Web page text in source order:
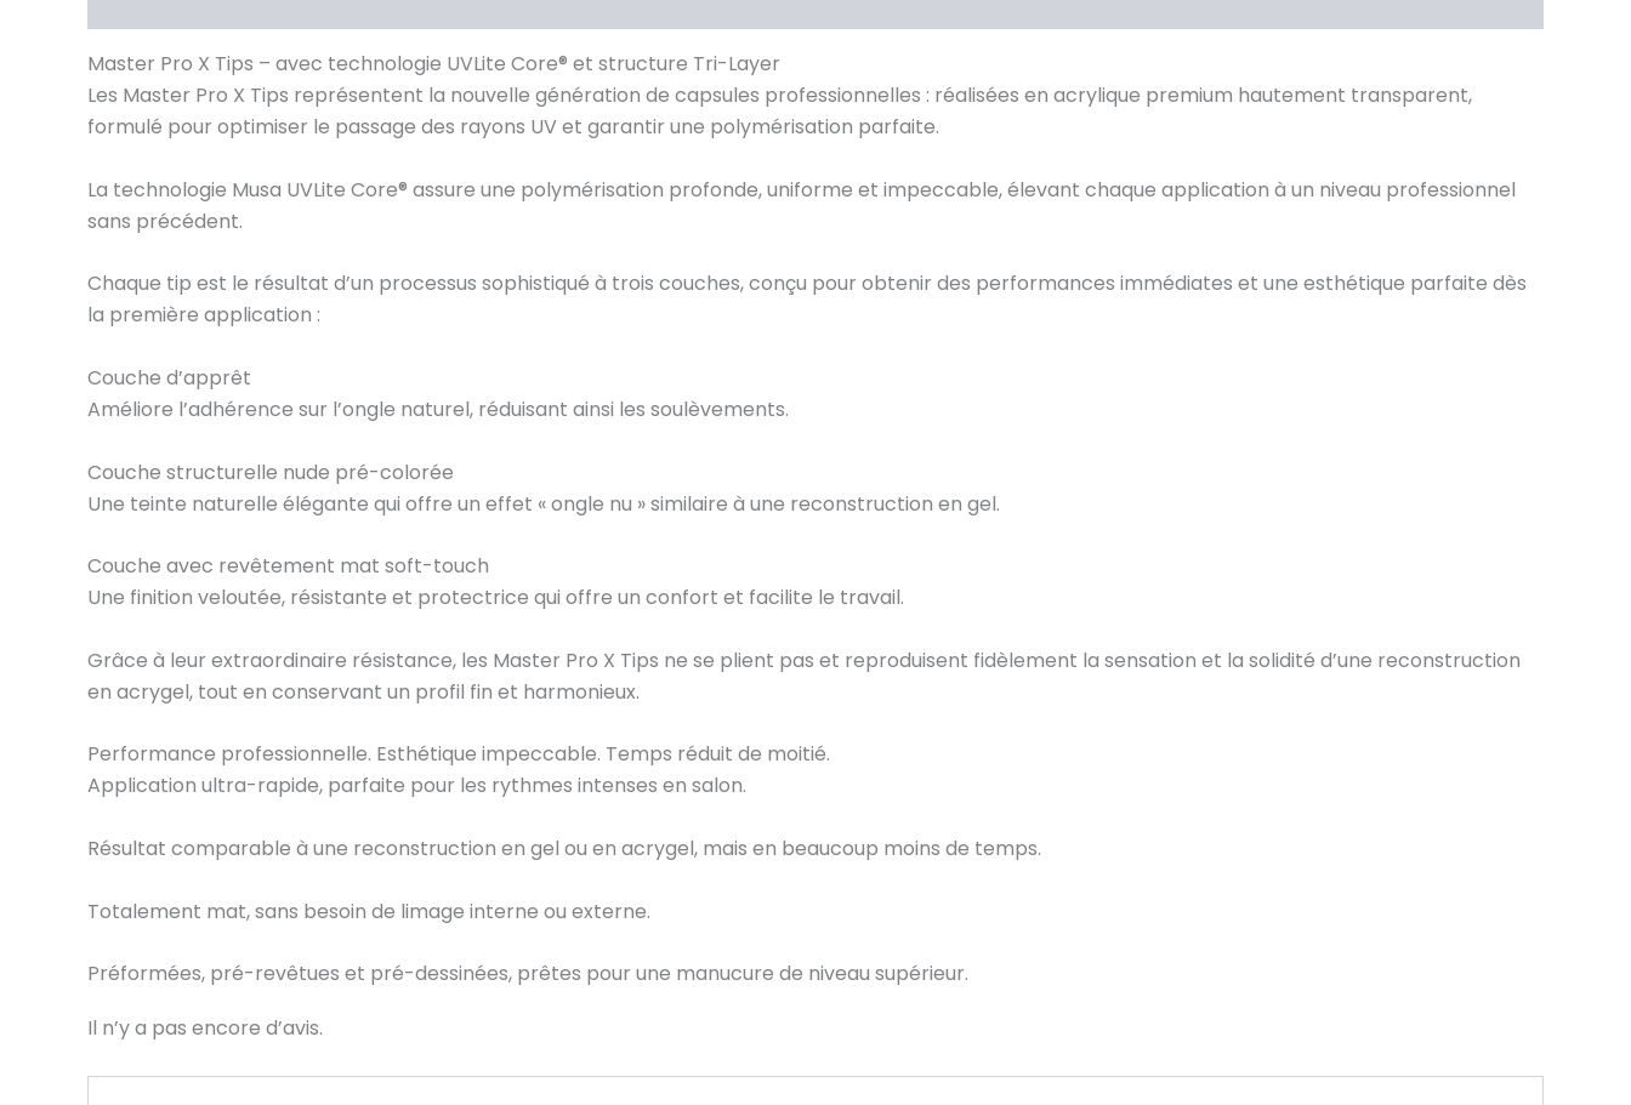
Master Pro X Tips – avec technologie UVLite Core® et structure Tri-Layer
Les Master Pro X Tips représentent la nouvelle génération de capsules professionnelles : réalisées en acrylique premium hautement transparent,
formulé pour optimiser le passage des rayons UV et garantir une polymérisation parfaite.
La technologie Musa UVLite Core® assure une polymérisation profonde, uniforme et impeccable, élevant chaque application à un niveau professionnel
sans précédent.
Chaque tip est le résultat d’un processus sophistiqué à trois couches, conçu pour obtenir des performances immédiates et une esthétique parfaite dès
la première application :
Couche d’apprêt
Améliore l’adhérence sur l’ongle naturel, réduisant ainsi les soulèvements.
Couche structurelle nude pré-colorée
Une teinte naturelle élégante qui offre un effet « ongle nu » similaire à une reconstruction en gel.
Couche avec revêtement mat soft-touch
Une finition veloutée, résistante et protectrice qui offre un confort et facilite le travail.
Grâce à leur extraordinaire résistance, les Master Pro X Tips ne se plient pas et reproduisent fidèlement la sensation et la solidité d’une reconstruction
en acrygel, tout en conservant un profil fin et harmonieux.
Performance professionnelle. Esthétique impeccable. Temps réduit de moitié.
Application ultra-rapide, parfaite pour les rythmes intenses en salon.
Résultat comparable à une reconstruction en gel ou en acrygel, mais en beaucoup moins de temps.
Totalement mat, sans besoin de limage interne ou externe.
Préformées, pré-revêtues et pré-dessinées, prêtes pour une manucure de niveau supérieur.
Il n’y a pas encore d’avis.